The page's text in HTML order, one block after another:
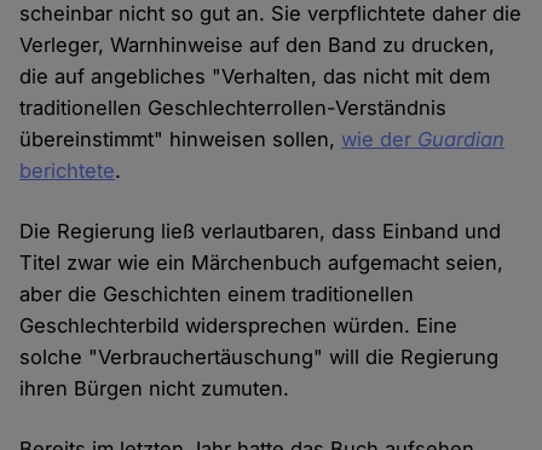
scheinbar nicht so gut an. Sie verpflichtete daher die
Verleger, Warnhinweise auf den Band zu drucken,
die auf angebliches "Verhalten, das nicht mit dem
traditionellen Geschlechterrollen-Verständnis
übereinstimmt" hinweisen sollen, wie der Guardian
berichtete.
Die Regierung ließ verlautbaren, dass Einband und
Titel zwar wie ein Märchenbuch aufgemacht seien,
aber die Geschichten einem traditionellen
Geschlechterbild widersprechen würden. Eine
solche "Verbrauchertäuschung" will die Regierung
ihren Bürgen nicht zumuten.